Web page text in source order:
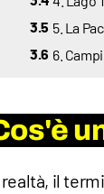
3.5 5. La
3.6 6.
realtà, il